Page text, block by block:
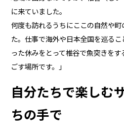
に来ていました。
何度も訪れるうちにここの自然や
た。仕事で海外や日本全国を巡る
った休みをとって椎谷で魚突きを
ごす場所です。」
自分たちで楽しむ
ちの手で